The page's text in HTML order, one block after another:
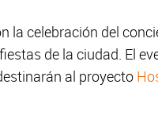
la celebración del
de la ciudad. El
al proyecto